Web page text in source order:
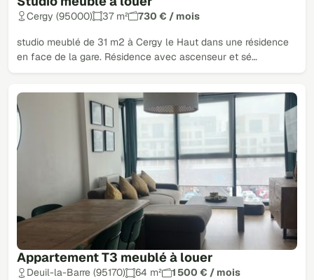
Cergy (95000) 37 m² 730 € / mois
studio meublé de 31 m2 à Cergy le Haut dans une résidence
en face de la gare. Résidence avec ascenseur et sé…
Appartement T3 meublé à louer
Deuil-la-Barre (95170) 64 m² 1 500 € / mois